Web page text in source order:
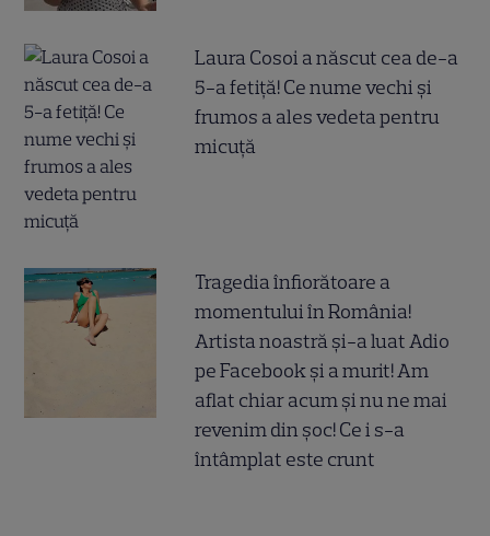
Laura Cosoi a născut cea de-a
5-a fetiță! Ce nume vechi și
frumos a ales vedeta pentru
micuță
Tragedia înfiorătoare a
momentului în România!
Artista noastră și-a luat Adio
pe Facebook și a murit! Am
aflat chiar acum și nu ne mai
revenim din șoc! Ce i s-a
întâmplat este crunt